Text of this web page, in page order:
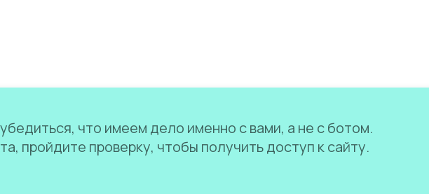
что имеем дело именно с вами, а не с ботом.
пройдите проверку, чтобы получить доступ к сайту.